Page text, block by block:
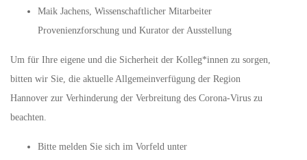
Maik Jachens, Wissenschaftlicher Mitarbeiter
Provenienzforschung und Kurator der Ausstellung
Um für Ihre eigene und die Sicherheit der Kolleg*innen zu sorgen,
bitten wir Sie, die aktuelle Allgemeinverfügung der Region
Hannover zur Verhinderung der Verbreitung des Corona-Virus zu
beachten.
Bitte melden Sie sich im Vorfeld unter